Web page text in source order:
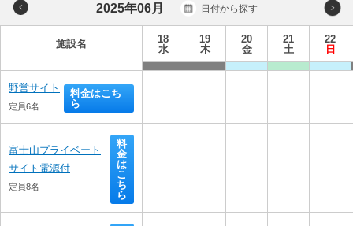
2025年06月 日付から探す
施設名
18
水
19
木
20
金
21
土
22
日
野営サイト
定員6名
料金はこち
ら
富士山プライベート
サイト電源付
定員8名
料
金
は
こ
ち
ら